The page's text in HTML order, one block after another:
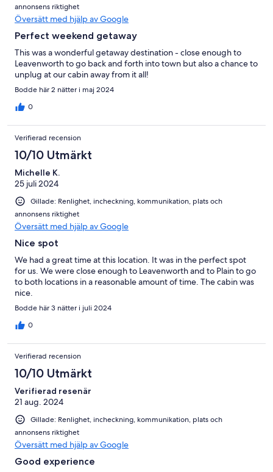
annonsens riktighet
Översätt med hjälp av Google
Perfect weekend getaway
This was a wonderful getaway destination - close enough to
Leavenworth to go back and forth into town but also a chance to
unplug at our cabin away from it all!
Bodde här 2 nätter i maj 2024
0
Verifierad recension
10/10 Utmärkt
Michelle K.
25 juli 2024
Gillade: Renlighet, incheckning, kommunikation, plats och
annonsens riktighet
Översätt med hjälp av Google
Nice spot
We had a great time at this location. It was in the perfect spot
for us. We were close enough to Leavenworth and to Plain to go
to both locations in a reasonable amount of time. The cabin was
nice.
Bodde här 3 nätter i juli 2024
0
Verifierad recension
10/10 Utmärkt
Verifierad resenär
21 aug. 2024
Gillade: Renlighet, incheckning, kommunikation, plats och
annonsens riktighet
Översätt med hjälp av Google
Good experience